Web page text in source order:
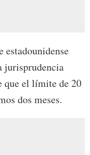
jurisprudencia
que el límite de 20
dos meses.